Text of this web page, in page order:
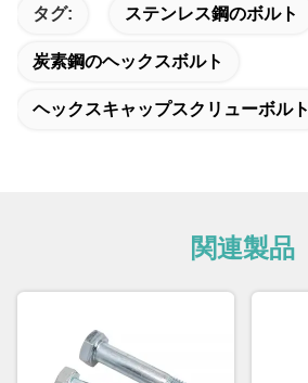
タグ: ステンレス鋼のボルト
炭素鋼のヘックスボルト
ヘックスキャップスクリューボルト
関連製品